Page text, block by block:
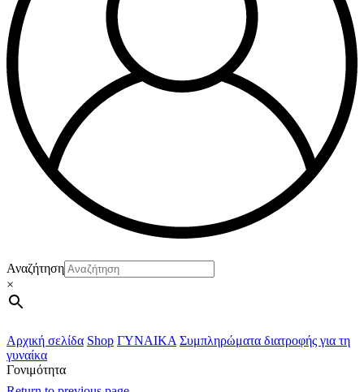
Αναζήτηση
×
Αρχική σελίδα Shop ΓΥΝΑΙΚΑ Συμπληρώματα διατροφής για τη
γυναίκα
Γονιμότητα